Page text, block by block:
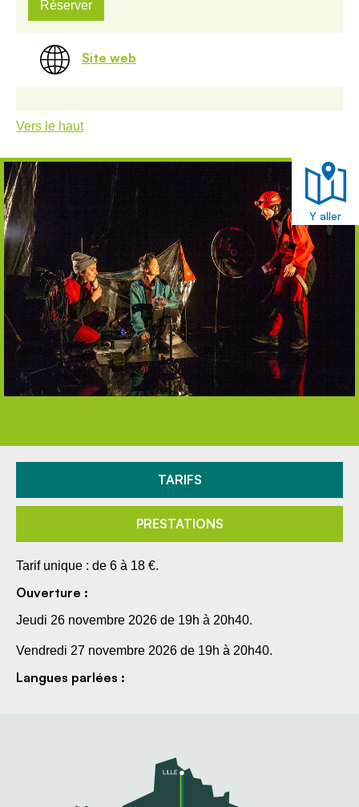
Réserver
Site web
Vers le haut
Y aller
TARIFS
PRESTATIONS
Tarif unique : de 6 à 18 €.
Ouverture :
Jeudi 26 novembre 2026 de 19h à 20h40.
Vendredi 27 novembre 2026 de 19h à 20h40.
Langues parlées :